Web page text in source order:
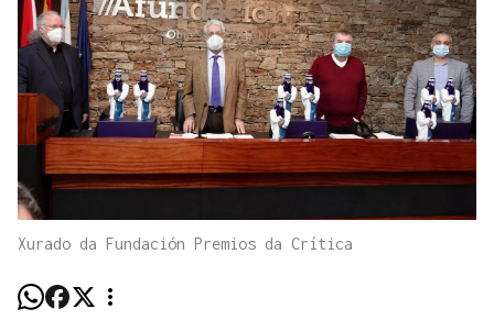
Xurado da Fundación Premios da Crítica